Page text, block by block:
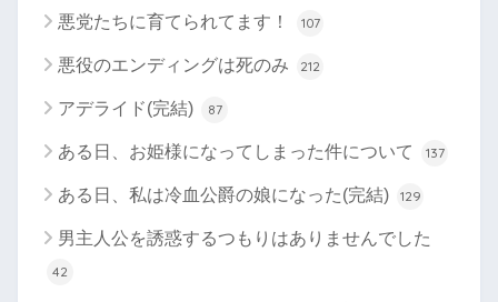
悪党たちに育てられてます！ 107
悪役のエンディングは死のみ 212
アデライド(完結) 87
ある日、お姫様になってしまった件について 137
ある日、私は冷血公爵の娘になった(完結) 129
男主人公を誘惑するつもりはありませんでした
42